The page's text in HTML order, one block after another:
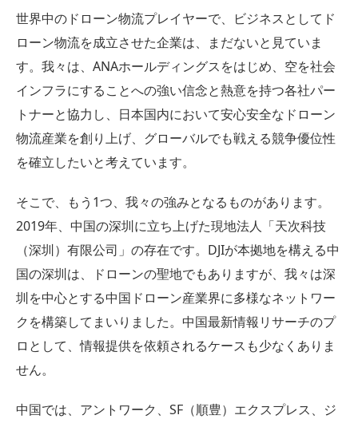
世界中のドローン物流プレイヤーで、ビジネスとしてド
ローン物流を成立させた企業は、まだないと見ていま
す。我々は、ANAホールディングスをはじめ、空を社会
インフラにすることへの強い信念と熱意を持つ各社パー
トナーと協力し、日本国内において安心安全なドローン
物流産業を創り上げ、グローバルでも戦える競争優位性
を確立したいと考えています。
そこで、もう1つ、我々の強みとなるものがあります。
2019年、中国の深圳に立ち上げた現地法人「天次科技
（深圳）有限公司」の存在です。DJIが本拠地を構える中
国の深圳は、ドローンの聖地でもありますが、我々は深
圳を中心とする中国ドローン産業界に多様なネットワー
クを構築してまいりました。中国最新情報リサーチのプ
ロとして、情報提供を依頼されるケースも少なくありま
せん。
中国では、アントワーク、SF（順豊）エクスプレス、ジ